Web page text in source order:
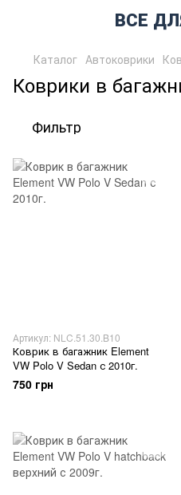
ВСЕ
Каталог Автоковрики
Коврики в
Фильтр
Артикул: NLC.51.30.B10
Коврик в багажник Element
VW Polo V Sedan с 2010г.
750 грн